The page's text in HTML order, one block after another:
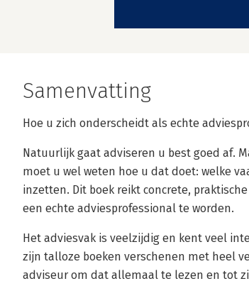
Samenvatting
Hoe u zich onderscheidt als echte
Natuurlijk gaat adviseren u best goed af.
moet u wel weten hoe u dat doet: welke
inzetten. Dit boek reikt concrete,
een echte adviesprofessional te worden.
Het adviesvak is veelzijdig en kent veel
zijn talloze boeken verschenen met heel
adviseur om dat allemaal te lezen en tot